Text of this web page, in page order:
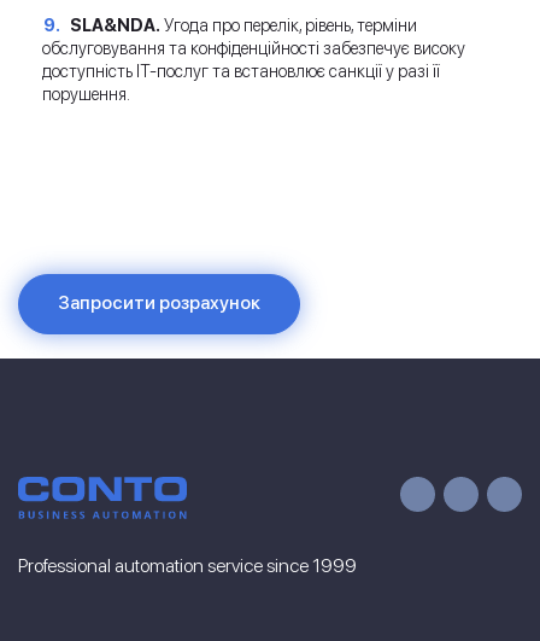
SLA&NDA. Угода про перелік, рівень, терміни
обслуговування та конфіденційності забезпечує високу
доступність ІТ-послуг та встановлює санкції у разі її
порушення.
Запросити розрахунок
Professional automation service since 1999